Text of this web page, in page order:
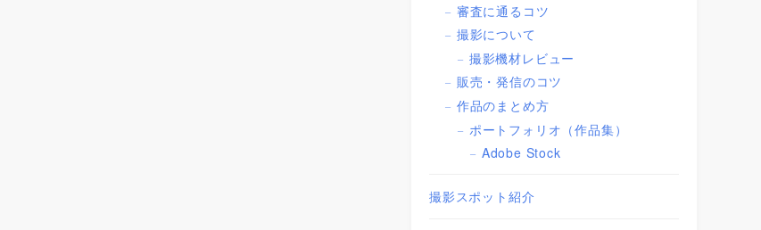
審査に通るコツ
撮影について
撮影機材レビュー
販売・発信のコツ
作品のまとめ方
ポートフォリオ（作品集）
Adobe Stock
撮影スポット紹介